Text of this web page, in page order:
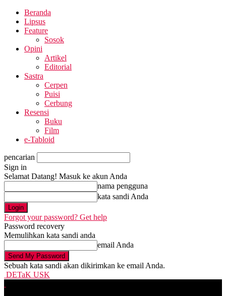
Beranda
Lipsus
Feature
Sosok
Opini
Artikel
Editorial
Sastra
Cerpen
Puisi
Cerbung
Resensi
Buku
Film
e-Tabloid
pencarian
Sign in
Selamat Datang! Masuk ke akun Anda
nama pengguna
kata sandi Anda
Forgot your password? Get help
Password recovery
Memulihkan kata sandi anda
email Anda
Sebuah kata sandi akan dikirimkan ke email Anda.
DETaK USK